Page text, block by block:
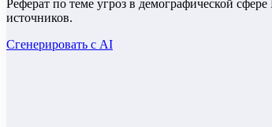
Реферат по теме угроз в демографической
источников.
Сгенерировать с AI